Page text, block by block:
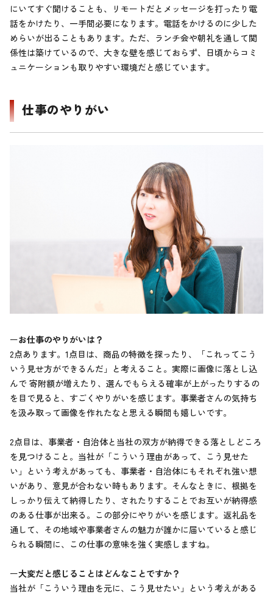
にいてすぐ聞けることも、リモートだとメッセージを打ったり電
話をかけたり、一手間必要になります。電話をかけるのに少した
めらいが出ることもあります。ただ、ランチ会や朝礼を通して関
係性は築けているので、大きな壁を感じておらず、日頃からコミ
ュニケーションも取りやすい環境だと感じています。
仕事のやりがい
ーお仕事のやりがいは？
2点あります。1点目は、商品の特徴を探ったり、「これってこう
いう見せ方ができるんだ」と考えること。実際に画像に落とし込
んで 寄附額が増えたり、選んでもらえる確率が上がったりするの
を目で見ると、すごくやりがいを感じます。事業者さんの気持ち
を汲み取って画像を作れたなと思える瞬間も嬉しいです。
2点目は、事業者・自治体と当社の双方が納得できる落としどころ
を見つけること。当社が「こういう理由があって、こう見せた
い」という考えがあっても、事業者・自治体にもそれぞれ強い想
いがあり、意見が合わない時もあります。そんなときに、根拠を
しっかり伝えて納得したり、されたりすることでお互いが納得感
のある仕事が出来る。この部分にやりがいを感じます。返礼品を
通して、その地域や事業者さんの魅力が誰かに届いていると感じ
られる瞬間に、この仕事の意味を強く実感しますね。
ー大変だと感じることはどんなことですか？
当社が「こういう理由を元に、こう見せたい」という考えがある